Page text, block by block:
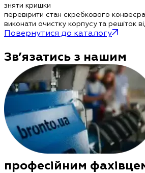
зняти кришки
перевірити стан скребкового
виконати очистку корпусу та решіток
Повернутися до каталогу
Зв’язатись з нашим
професійним